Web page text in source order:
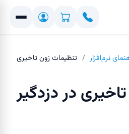
نرم‌افزار / تنظیمات زون تاخیری
در دزدگیر